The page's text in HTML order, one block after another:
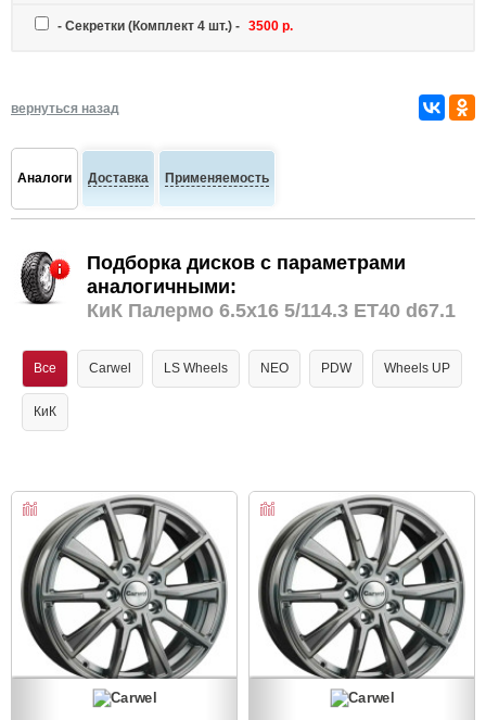
- Секретки (Комплект 4 шт.) - 3500 р.
вернуться назад
Аналоги Доставка Применяемость
Подборка дисков с параметрами
аналогичными:
КиК Палермо 6.5x16 5/114.3 ET40 d67.1
Все Carwel LS Wheels NEO PDW Wheels UP
КиК